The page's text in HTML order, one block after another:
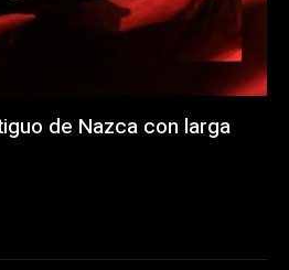
de Nazca con larga